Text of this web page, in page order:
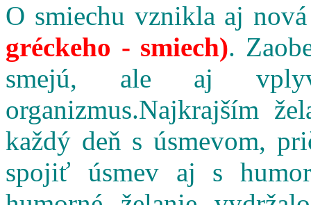
O smiechu vznikla aj
gréckeho - smiech).
smejú, ale aj
organizmus.Najkrajším
každý deň s úsmevom,
spojiť úsmev aj s